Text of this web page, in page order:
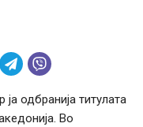
одбранија титулата
Во